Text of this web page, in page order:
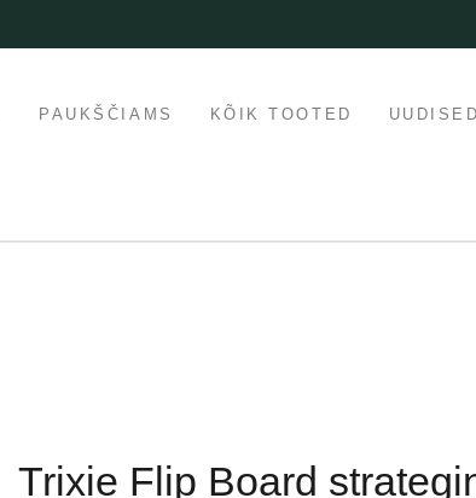
PAUKŠČIAMS KÕIK TOOTED UUDISED
Trixie Flip Board